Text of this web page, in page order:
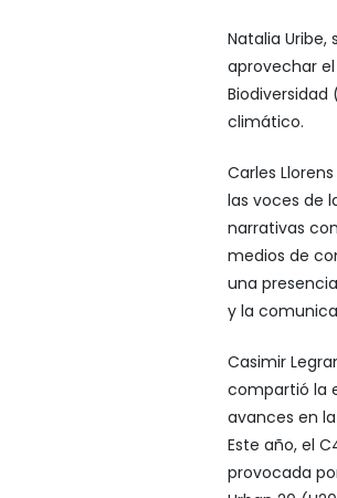
Natalia
aprovechar
Biodiversidad
climático.
Carles
las voces de
narrativas
medios de
una
y la
Casimir
compartió la
avances en
Este año, el
provocada